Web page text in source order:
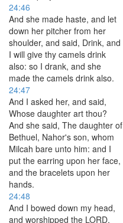
24:46
And she made haste, and let
down her pitcher from her
shoulder, and said, Drink, and
I will give thy camels drink
also: so I drank, and she
made the camels drink also.
24:47
And I asked her, and said,
Whose daughter art thou?
And she said, The daughter of
Bethuel, Nahor's son, whom
Milcah bare unto him: and I
put the earring upon her face,
and the bracelets upon her
hands.
24:48
And I bowed down my head,
and worshipped the LORD,